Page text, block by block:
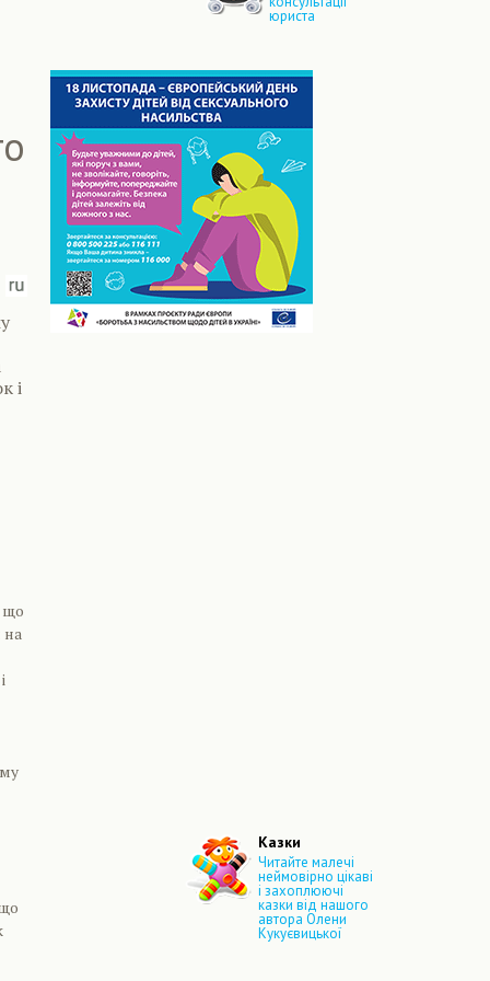
юриста
і
що
на
Казки
Читайте малечі
неймовірно цікаві
і захоплюючі
казки від нашого
автора Олени
Кукуєвицької